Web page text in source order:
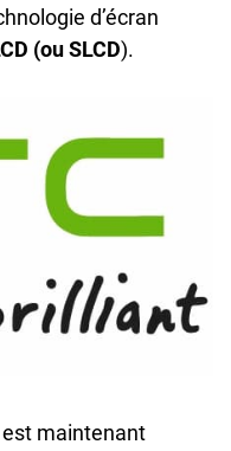
d’écran
(ou SLCD).
est maintenant